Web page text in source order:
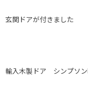
玄関ドアが付きました
輸入木製ドア シンプソ